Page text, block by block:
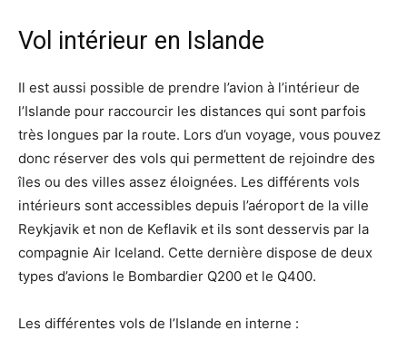
Vol intérieur en Islande
Il est aussi possible de prendre l’avion à l’intérieur de
l’Islande pour raccourcir les distances qui sont parfois
très longues par la route. Lors d’un voyage, vous pouvez
donc réserver des vols qui permettent de rejoindre des
îles ou des villes assez éloignées. Les différents vols
intérieurs sont accessibles depuis l’aéroport de la ville
Reykjavik et non de Keflavik et ils sont desservis par la
compagnie Air Iceland. Cette dernière dispose de deux
types d’avions le Bombardier Q200 et le Q400.
Les différentes vols de l’Islande en interne :